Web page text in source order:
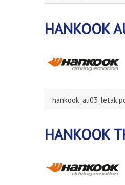
HANKOOK
HANKOOK